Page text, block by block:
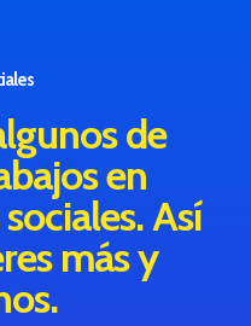
de
en
Así
más y